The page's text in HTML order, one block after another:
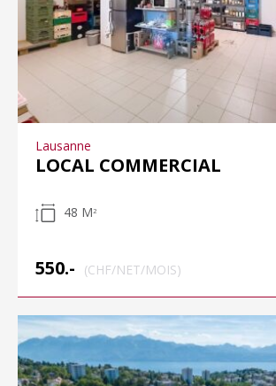
Lausanne
LOCAL COMMERCIAL
48 M 2
550.- (CHF/NET/MOIS)